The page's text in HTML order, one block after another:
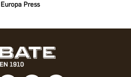
Europa Press